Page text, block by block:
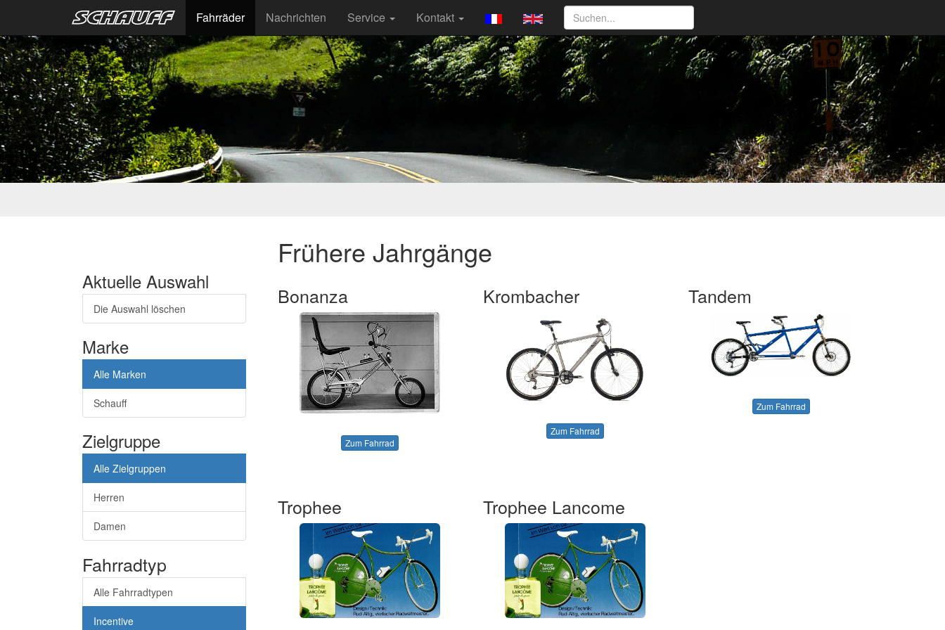
Fahrräder Nachrichten Service Kontakt
Frühere Jahrgänge
Aktuelle Auswahl
Die Auswahl löschen
Marke
Alle Marken
Schauff
Zielgruppe
Alle Zielgruppen
Herren
Damen
Fahrradtyp
Alle Fahrradtypen
Incentive
Bonanza
Zum Fahrrad
Krombacher
Zum Fahrrad
Tandem
Zum Fahrrad
Trophee Trophee Lancome